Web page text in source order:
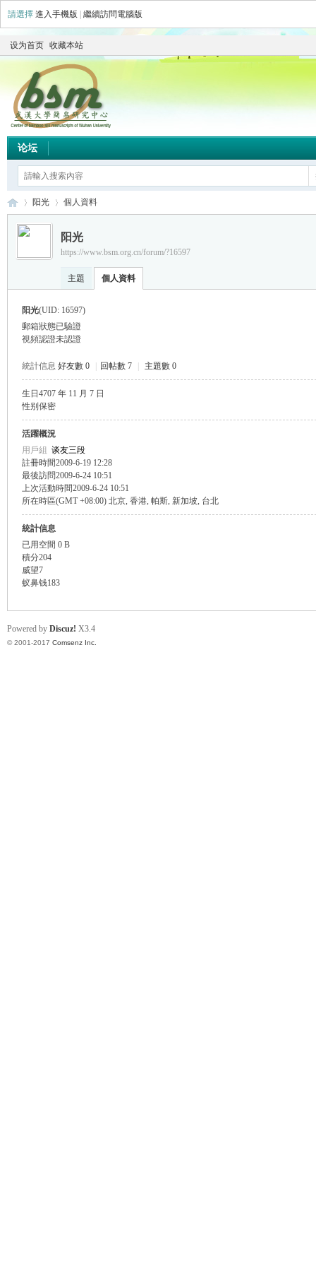
請選擇 進入手機版 繼續訪問電腦版
设为首页 收藏本站
论坛
›
阳光
›
個人資料
阳光
https://www.bsm.org.cn/forum/?16597
主題 個人資料
阳光(UID: 16597)
郵箱狀態已驗證
視頻認證未認證
統計信息 好友數 0 回帖數 7 主題數 0
生日 4707 年 11 月 7 日
性别 保密
活躍概況
用戶組 谈友三段
註冊時間2009-6-19 12:28
最後訪問2009-6-24 10:51
上次活動時間2009-6-24 10:51
所在時區(GMT +08:00) 北京, 香港, 帕斯, 新加坡, 台北
統計信息
已用空間 0 B
積分204
威望7
蚁鼻钱183
Powered by Discuz! X3.4
© 2001-2017 Comsenz Inc.